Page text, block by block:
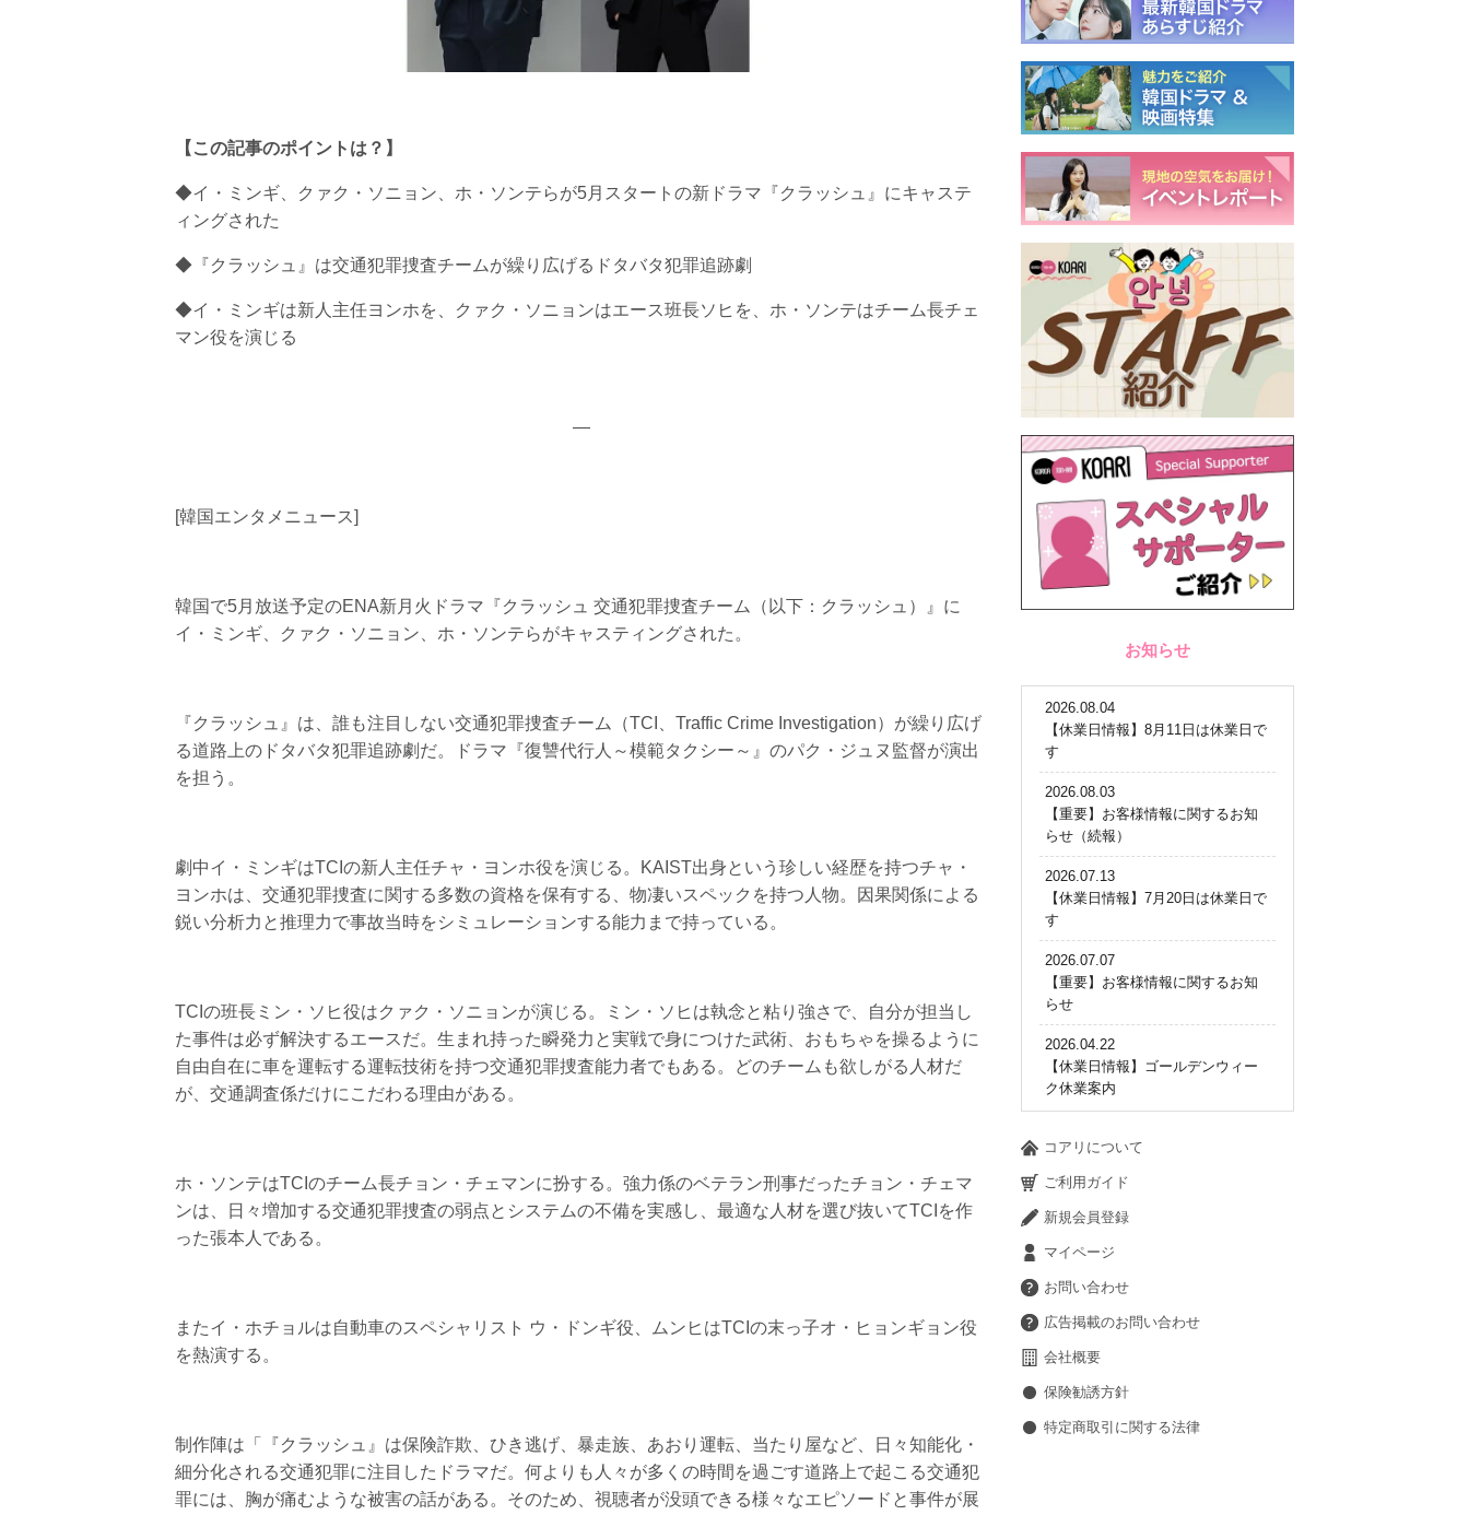
【この記事のポイントは？】
◆イ・ミンギ、クァク・ソニョン、ホ・ソンテらが5月スタートの新ドラマ『クラッシュ』にキャステ
ィングされた
◆『クラッシュ』は交通犯罪捜査チームが繰り広げるドタバタ犯罪追跡劇
◆イ・ミンギは新人主任ヨンホを、クァク・ソニョンはエース班長ソヒを、ホ・ソンテはチーム長チェ
マン役を演じる
—
[韓国エンタメニュース]
韓国で5月放送予定のENA新月火ドラマ『クラッシュ 交通犯罪捜査チーム（以下：クラッシュ）』に
イ・ミンギ、クァク・ソニョン、ホ・ソンテらがキャスティングされた。
『クラッシュ』は、誰も注目しない交通犯罪捜査チーム（TCI、Traffic Crime Investigation）が繰り広げ
る道路上のドタバタ犯罪追跡劇だ。ドラマ『復讐代行人～模範タクシー～』のパク・ジュヌ監督が演出
を担う。
劇中イ・ミンギはTCIの新人主任チャ・ヨンホ役を演じる。KAIST出身という珍しい経歴を持つチャ・
ヨンホは、交通犯罪捜査に関する多数の資格を保有する、物凄いスペックを持つ人物。因果関係による
鋭い分析力と推理力で事故当時をシミュレーションする能力まで持っている。
TCIの班長ミン・ソヒ役はクァク・ソニョンが演じる。ミン・ソヒは執念と粘り強さで、自分が担当し
た事件は必ず解決するエースだ。生まれ持った瞬発力と実戦で身につけた武術、おもちゃを操るように
自由自在に車を運転する運転技術を持つ交通犯罪捜査能力者でもある。どのチームも欲しがる人材だ
が、交通調査係だけにこだわる理由がある。
ホ・ソンテはTCIのチーム長チョン・チェマンに扮する。強力係のベテラン刑事だったチョン・チェマ
ンは、日々増加する交通犯罪捜査の弱点とシステムの不備を実感し、最適な人材を選び抜いてTCIを作
った張本人である。
またイ・ホチョルは自動車のスペシャリスト ウ・ドンギ役、ムンヒはTCIの末っ子オ・ヒョンギョン役
を熱演する。
制作陣は「『クラッシュ』は保険詐欺、ひき逃げ、暴走族、あおり運転、当たり屋など、日々知能化・
細分化される交通犯罪に注目したドラマだ。何よりも人々が多くの時間を過ごす道路上で起こる交通犯
罪には、胸が痛むような被害の話がある。そのため、視聴者が没頭できる様々なエピソードと事件が展
お知らせ
2026.08.04
【休業日情報】8月11日は休業日で
す
2026.08.03
【重要】お客様情報に関するお知
らせ（続報）
2026.07.13
【休業日情報】7月20日は休業日で
す
2026.07.07
【重要】お客様情報に関するお知
らせ
2026.04.22
【休業日情報】ゴールデンウィー
ク休業案内
コアリについて
ご利用ガイド
新規会員登録
マイページ
お問い合わせ
広告掲載のお問い合わせ
会社概要
保険勧誘方針
特定商取引に関する法律